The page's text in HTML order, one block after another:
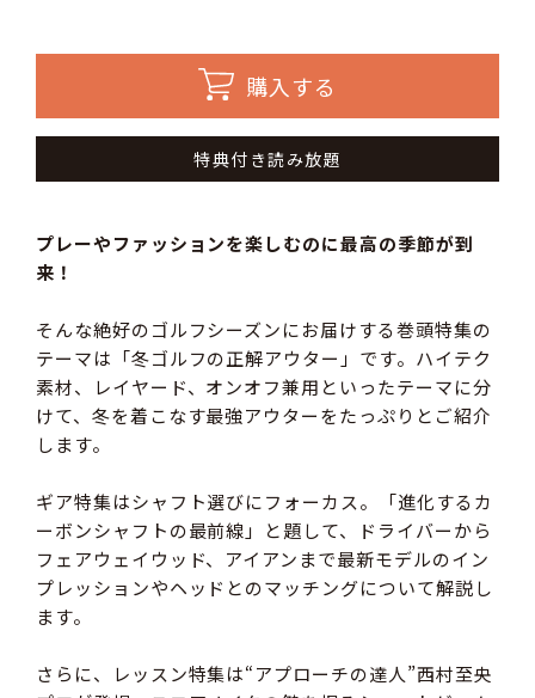
購入する
特典付き読み放題
プレーやファッションを楽しむのに最高の季節が到
来！
そんな絶好のゴルフシーズンにお届けする巻頭特集の
テーマは「冬ゴルフの正解アウター」です。ハイテク
素材、レイヤード、オンオフ兼用といったテーマに分
けて、冬を着こなす最強アウターをたっぷりとご紹介
します。
ギア特集はシャフト選びにフォーカス。「進化するカ
ーボンシャフトの最前線」と題して、ドライバーから
フェアウェイウッド、アイアンまで最新モデルのイン
プレッションやヘッドとのマッチングについて解説し
ます。
さらに、レッスン特集は“アプローチの達人”西村至央